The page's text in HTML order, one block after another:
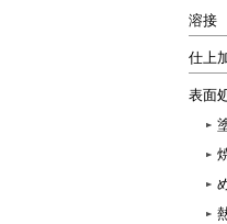
溶接
仕上
表面